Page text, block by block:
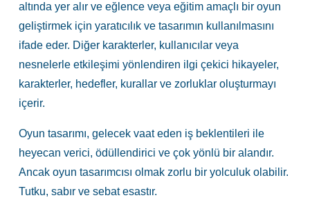
altında yer alır ve eğlence veya eğitim amaçlı bir oyun
geliştirmek için yaratıcılık ve tasarımın kullanılmasını
ifade eder. Diğer karakterler, kullanıcılar veya
nesnelerle etkileşimi yönlendiren ilgi çekici hikayeler,
karakterler, hedefler, kurallar ve zorluklar oluşturmayı
içerir.
Oyun tasarımı, gelecek vaat eden iş beklentileri ile
heyecan verici, ödüllendirici ve çok yönlü bir alandır.
Ancak oyun tasarımcısı olmak zorlu bir yolculuk olabilir.
Tutku, sabır ve sebat esastır.